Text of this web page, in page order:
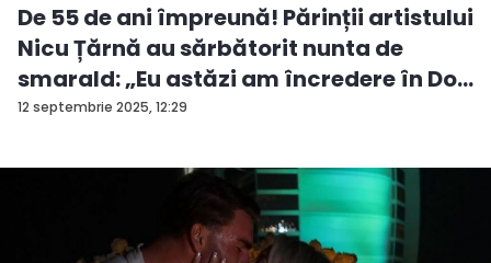
12 septembrie 2025, 12:29
De 55 de ani împreună! Părinții artistului
Nicu Țărnă au sărbătorit nunta de
smarald: „Eu astăzi am încredere în Do...